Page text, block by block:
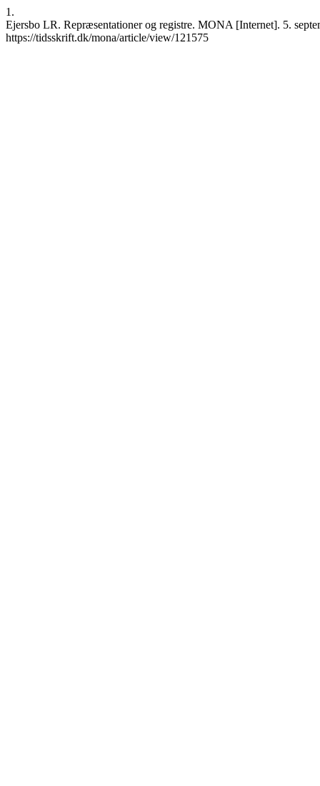
1.
Ejersbo LR. Repræsentationer og registre. MONA [Internet]. 5.
https://tidsskrift.dk/mona/article/view/121575